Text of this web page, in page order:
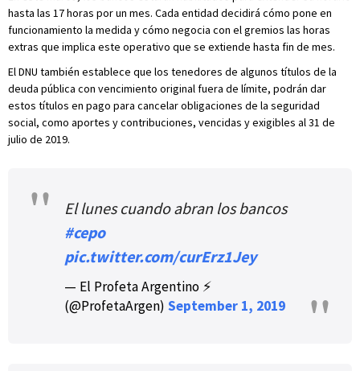
hasta las 17 horas por un mes. Cada entidad decidirá cómo pone en
funcionamiento la medida y cómo negocia con el gremios las horas
extras que implica este operativo que se extiende hasta fin de mes.
El DNU también establece que los tenedores de algunos títulos de la
deuda pública con vencimiento original fuera de límite, podrán dar
estos títulos en pago para cancelar obligaciones de la seguridad
social, como aportes y contribuciones, vencidas y exigibles al 31 de
julio de 2019.
El lunes cuando abran los bancos
#cepo
pic.twitter.com/curErz1Jey
— El Profeta Argentino ⚡
(@ProfetaArgen) September 1, 2019